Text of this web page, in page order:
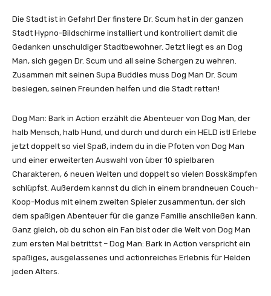
Die Stadt ist in Gefahr! Der finstere Dr. Scum hat in der ganzen
Stadt Hypno-Bildschirme installiert und kontrolliert damit die
Gedanken unschuldiger Stadtbewohner. Jetzt liegt es an Dog
Man, sich gegen Dr. Scum und all seine Schergen zu wehren.
Zusammen mit seinen Supa Buddies muss Dog Man Dr. Scum
besiegen, seinen Freunden helfen und die Stadt retten!
Dog Man: Bark in Action erzählt die Abenteuer von Dog Man, der
halb Mensch, halb Hund, und durch und durch ein HELD ist! Erlebe
jetzt doppelt so viel Spaß, indem du in die Pfoten von Dog Man
und einer erweiterten Auswahl von über 10 spielbaren
Charakteren, 6 neuen Welten und doppelt so vielen Bosskämpfen
schlüpfst. Außerdem kannst du dich in einem brandneuen Couch-
Koop-Modus mit einem zweiten Spieler zusammentun, der sich
dem spaßigen Abenteuer für die ganze Familie anschließen kann.
Ganz gleich, ob du schon ein Fan bist oder die Welt von Dog Man
zum ersten Mal betrittst – Dog Man: Bark in Action verspricht ein
spaßiges, ausgelassenes und actionreiches Erlebnis für Helden
jeden Alters.